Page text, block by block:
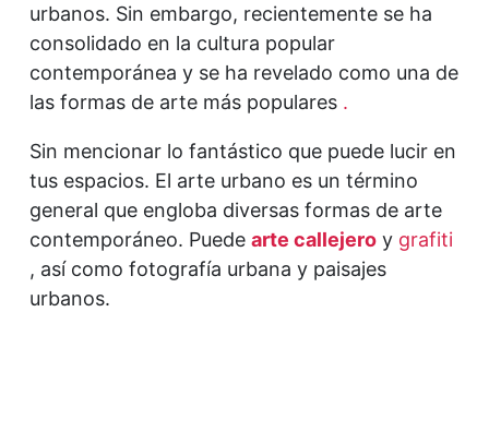
urbanos. Sin embargo, recientemente se ha
consolidado en la cultura popular
contemporánea y se ha revelado como una de
las formas de arte más populares .
Sin mencionar lo fantástico que puede lucir en
tus espacios. El arte urbano es un término
general que engloba diversas formas de arte
contemporáneo. Puede arte callejero y grafiti
, así como fotografía urbana y paisajes
urbanos.